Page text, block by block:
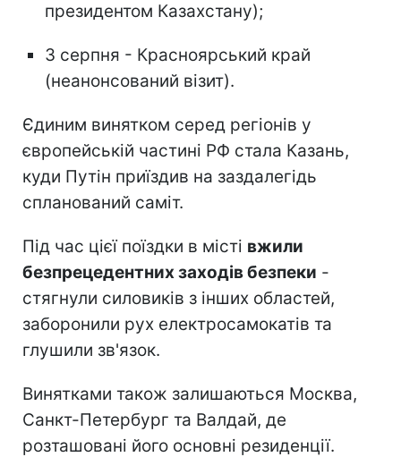
президентом Казахстану);
3 серпня - Красноярський край
(неанонсований візит).
Єдиним винятком серед регіонів у
європейській частині РФ стала Казань,
куди Путін приїздив на заздалегідь
спланований саміт.
Під час цієї поїздки в місті вжили
безпрецедентних заходів безпеки -
стягнули силовиків з інших областей,
заборонили рух електросамокатів та
глушили зв'язок.
Винятками також залишаються Москва,
Санкт-Петербург та Валдай, де
розташовані його основні резиденції.